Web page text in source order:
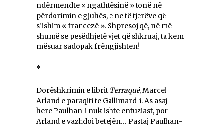
ndërmendte « ngathtësinë » tonë në
përdorimin e gjuhës, e ne të tjerëve që
s’ishim « francezë ». Shpresoj që, në më
shumë se pesëdhjetë vjet që shkruaj, ta kem
mësuar sadopak frëngjishten!
*
Dorëshkrimin e librit Terraqué, Marcel
Arland e paraqiti te Gallimard-i. As asaj
here Paulhan-i nuk ishte entuziast, por
Arland e vazhdoi betejën… Pastaj Paulhan-